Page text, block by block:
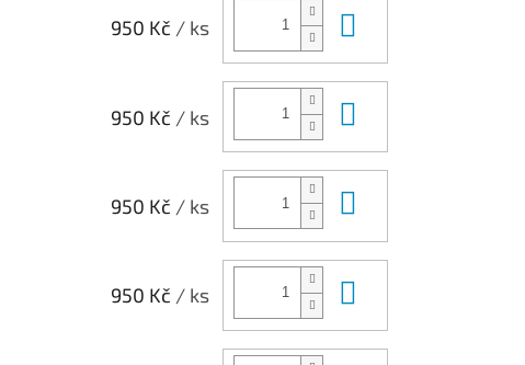
950 Kč / ks
950 Kč / ks
950 Kč / ks
950 Kč / ks